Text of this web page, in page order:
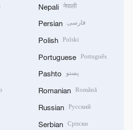
Nepali नेपाली
Persian فارسی
Polish Polski
Portuguese Português
Pashto پښتو
Romanian Română
Russian Русский
Serbian Српски